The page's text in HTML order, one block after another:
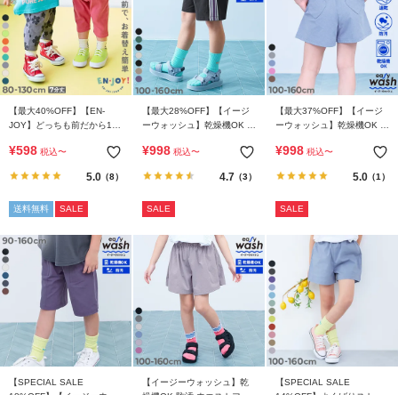
【最大40%OFF】【EN-
JOY】どっちも前だから1人
総柄 7分丈リブパンツ
¥598 税込〜
5.0（8）
送料無料 SALE
【最大28%OFF】【イージ
ーウォッシュ】乾燥機OK 防
パンツ(セットアップ可能)
¥998 税込〜
4.7 （3）
SALE
【最大37%OFF】【イージ
ーウォッシュ】乾燥機OK 防
パンツ
¥998 税込〜
5.0（1）
SALE
【SPECIAL SALE
【イージーウォッシュ】乾
【SPECIAL SALE